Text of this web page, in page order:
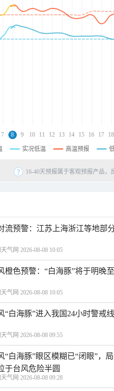
7 8 9 10 11 12 13 14 15 16 17 18
实况低温 高温预报
16-40天预报属于客观预报产品
流预警：江苏上海浙江等地部
气网 2026-08-08 10:05
橙色预警：“白海豚”将于明晚
气网 2026-08-08 10:05
“白海豚”进入我国24小时警戒
气网 2026-08-08 09:55
“白海豚”眼区模糊已“闭眼”，
于台风危险半圆
气网 2026-08-08 09:28